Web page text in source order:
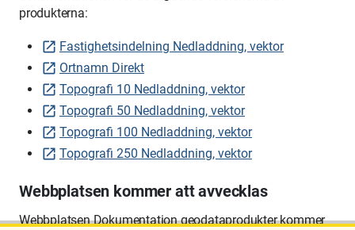
produkterna:
Fastighetsindelning Nedladdning, vektor
Ortnamn Direkt
Topografi 10 Nedladdning, vektor
Topografi 50 Nedladdning, vektor
Topografi 100 Nedladdning, vektor
Topografi 250 Nedladdning, vektor
Webbplatsen kommer att avvecklas
Webbplatsen Dokumentation geodataprodukter kommer